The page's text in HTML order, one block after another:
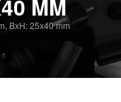
MM
BxH: 25x40 mm